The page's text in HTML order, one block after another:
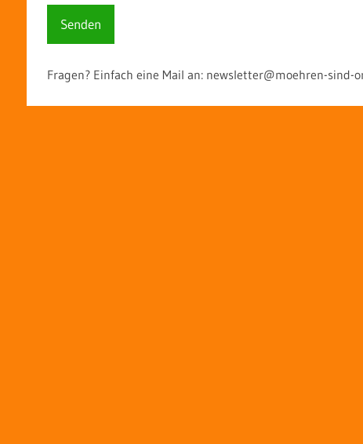
Fragen? Einfach eine Mail an: newsletter@moehren-sind-